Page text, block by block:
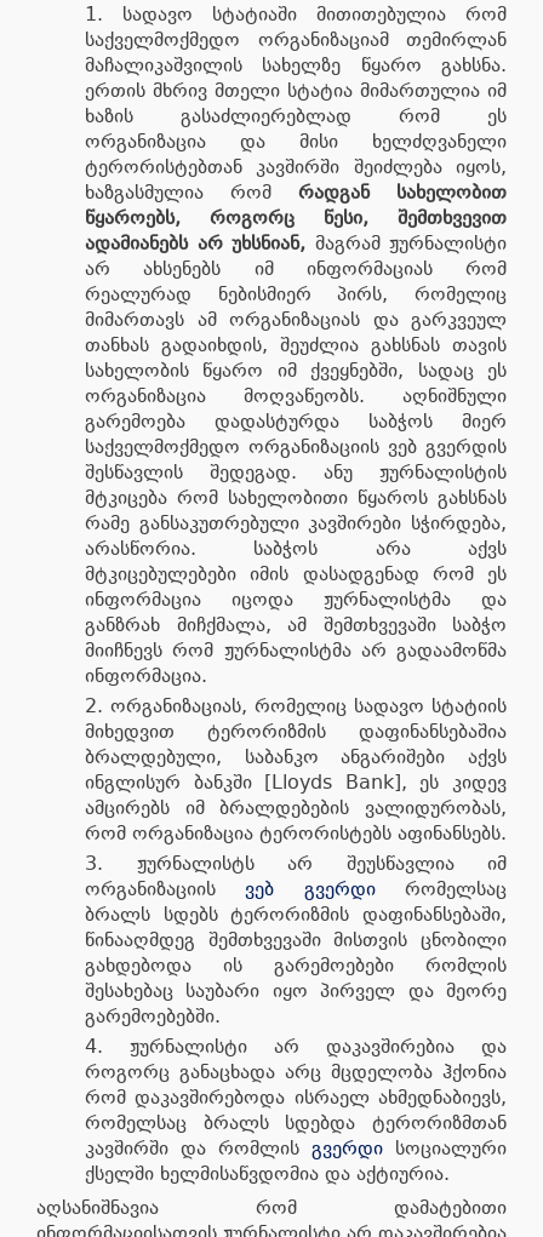
სადავო სტატიაში მითითებულია რომ
საქველმოქმედო ორგანიზაციამ თემირლან
მაჩალიკაშვილის სახელზე წყარო გახსნა.
ერთის მხრივ მთელი სტატია მიმართულია იმ
ხაზის გასაძლიერებლად რომ ეს
ორგანიზაცია და მისი ხელძღვანელი
ტერორისტებთან კავშირში შეიძლება იყოს,
ხაზგასმულია რომ რადგან სახელობით
წყაროებს, როგორც წესი, შემთხვევით
ადამიანებს არ უხსნიან, მაგრამ ჟურნალისტი
არ ახსენებს იმ ინფორმაციას რომ
რეალურად ნებისმიერ პირს, რომელიც
მიმართავს ამ ორგანიზაციას და გარკვეულ
თანხას გადაიხდის, შეუძლია გახსნას თავის
სახელობის წყარო იმ ქვეყნებში, სადაც ეს
ორგანიზაცია მოღვაწეობს. აღნიშნული
გარემოება დადასტურდა საბჭოს მიერ
საქველმოქმედო ორგანიზაციის ვებ გვერდის
შესწავლის შედეგად. ანუ ჟურნალისტის
მტკიცება რომ სახელობითი წყაროს გახსნას
რამე განსაკუთრებული კავშირები სჭირდება,
არასწორია. საბჭოს არა აქვს
მტკიცებულებები იმის დასადგენად რომ ეს
ინფორმაცია იცოდა ჟურნალისტმა და
განზრახ მიჩქმალა, ამ შემთხვევაში საბჭო
მიიჩნევს რომ ჟურნალისტმა არ გადაამოწმა
ინფორმაცია.
ორგანიზაციას, რომელიც სადავო სტატიის
მიხედვით ტერორიზმის დაფინანსებაშია
ბრალდებული, საბანკო ანგარიშები აქვს
ინგლისურ ბანკში [Lloyds Bank], ეს კიდევ
ამცირებს იმ ბრალდებების ვალიდურობას,
რომ ორგანიზაცია ტერორისტებს აფინანსებს.
ჟურნალისტს არ შეუსწავლია იმ
ორგანიზაციისვებ გვერდირომელსაც
ბრალს სდებს ტერორიზმის დაფინანსებაში,
წინააღმდეგ შემთხვევაში მისთვის ცნობილი
გახდებოდა ის გარემოებები რომლის
შესახებაც საუბარი იყო პირველ და მეორე
გარემოებებში.
ჟურნალისტი არ დაკავშირებია და
როგორც განაცხადა არც მცდელობა ჰქონია
რომ დაკავშირებოდა ისრაელ ახმედნაბიევს,
რომელსაც ბრალს სდებდა ტერორიზმთან
კავშირში და რომლის გვერდი სოციალური
ქსელში ხელმისაწვდომია და აქტიურია.
აღსანიშნავია რომ დამატებითი